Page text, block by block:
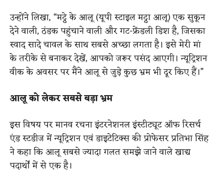
उन्होंने लिखा, “मट्ठे के आलू (यूपी स्टाइल मट्ठा आलू) एक सुकून
देने वाली, ठंडक पहुंचाने वाली और गट-फ्रेंडली डिश है, जिसका
स्वाद सादे चावल के साथ सबसे अच्छा लगता है। इसे मेरी मां
के तरीके से बनाकर देखें, आपको जरूर पसंद आएगी। न्यूट्रिशन
वीक के अवसर पर मैंने आलू से जुड़े कुछ भ्रम भी दूर किए हैं।”
आलू को लेकर सबसे बड़ा भ्रम
इस विषय पर मानव रचना इंटरनेशनल इंस्टीट्यूट ऑफ रिसर्च
एंड स्टडीज में न्यूट्रिशन एवं डाइटेटिक्स की प्रोफेसर प्रतिभा सिंह
ने कहा कि आलू सबसे ज्यादा गलत समझे जाने वाले खाद्य
पदार्थों में से एक है।